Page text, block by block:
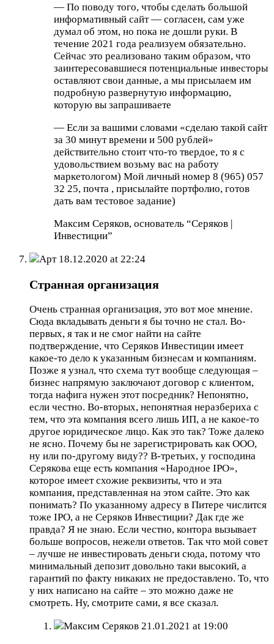
— По поводу того, чтобы сделать большой
информативный сайт — согласен, сам уже
думал об этом, но пока не дошли руки. В
течение 2021 года реализуем обязательно.
Сейчас это реализовано таким образом, что
заинтересовавшиеся потенциальные инвесторы
оставляют свои данные, а мы присылаем им
подробную развернутую информацию,
которую вы запрашиваете
— Если за вашими словами «сделаю такой сайт
за 30 минут времени и 500 рублей»
действительно стоит что-то твердое, то я с
удовольствием возьму вас на работу
маркетологом) Мой личный номер 8 (965) 057
32 25, почта , присылайте портфолио, готов
дать вам тестовое задание)
Максим Серяков, основатель “Серяков |
Инвестиции”
Арт 18.12.2020 at 22:24
Странная организация
Очень странная организация, это вот мое мнение.
Сюда вкладывать деньги я бы точно не стал. Во-
первых, я так и не смог найти на сайте
подтверждение, что Серяков Инвестиции имеет
какое-то дело к указанным бизнесам и компаниям.
Позже я узнал, что схема тут вообще следующая –
бизнес напрямую заключают договор с клиентом,
тогда нафига нужен этот посредник? Непонятно,
если честно. Во-вторых, непонятная неразбериха с
тем, что эта компания всего лишь ИП, а не какое-то
другое юридическое лицо. Как это так? Тоже далеко
не ясно. Почему бы не зарегистрировать как ООО,
ну или по-другому виду?? В-третьих, у господина
Серякова еще есть компания «Народное IPO»,
которое имеет схожие реквизиты, что и эта
компания, представленная на этом сайте. Это как
понимать? По указанному адресу в Питере числится
тоже IPO, а не Серяков Инвестиции? Дак где же
правда? Я не знаю. Если честно, контора вызывает
больше вопросов, нежели ответов. Так что мой совет
– лучше не инвестировать деньги сюда, потому что
минимальный депозит довольно таки высокий, а
гарантий по факту никаких не предоставлено. То, что
у них написано на сайте – это можно даже не
смотреть. Ну, смотрите сами, я все сказал.
Максим Серяков 21.01.2021 at 19:00